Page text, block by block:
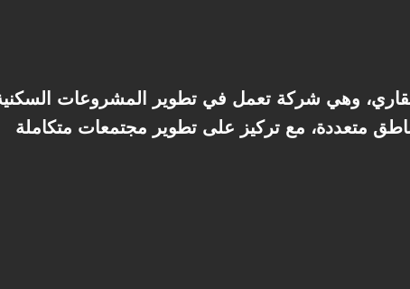
وهي شركة تعمل في تطوير المشروعات
متعددة، مع تركيز على تطوير مجتمعات متكاملة